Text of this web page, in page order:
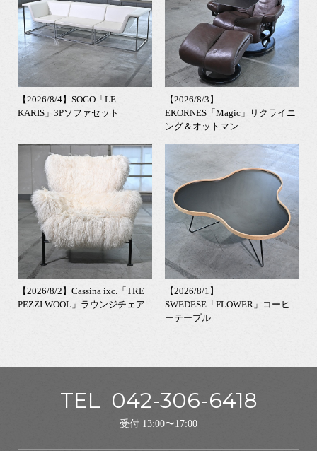
【2026/8/4】SOGO「LE
KARIS」3Pソファセット
【2026/8/3】
EKORNES「Magic」リクライニ
ング＆オットマン
【2026/8/2】Cassina ixc.「TRE
PEZZI WOOL」ラウンジチェア
【2026/8/1】
SWEDESE「FLOWER」コーヒ
ーテーブル
TEL 042-306-6418
受付 13:00〜17:00